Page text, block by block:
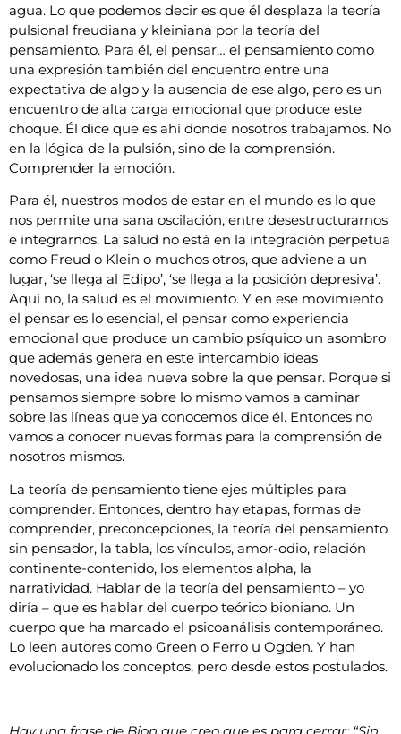
agua. Lo que podemos decir es que él desplaza la teoría
pulsional freudiana y kleiniana por la teoría del
pensamiento. Para él, el pensar… el pensamiento como
una expresión también del encuentro entre una
expectativa de algo y la ausencia de ese algo, pero es un
encuentro de alta carga emocional que produce este
choque. Él dice que es ahí donde nosotros trabajamos. No
en la lógica de la pulsión, sino de la comprensión.
Comprender la emoción.
Para él, nuestros modos de estar en el mundo es lo que
nos permite una sana oscilación, entre desestructurarnos
e integrarnos. La salud no está en la integración perpetua
como Freud o Klein o muchos otros, que adviene a un
lugar, ‘se llega al Edipo’, ‘se llega a la posición depresiva’.
Aquí no, la salud es el movimiento. Y en ese movimiento
el pensar es lo esencial, el pensar como experiencia
emocional que produce un cambio psíquico un asombro
que además genera en este intercambio ideas
novedosas, una idea nueva sobre la que pensar. Porque si
pensamos siempre sobre lo mismo vamos a caminar
sobre las líneas que ya conocemos dice él. Entonces no
vamos a conocer nuevas formas para la comprensión de
nosotros mismos.
La teoría de pensamiento tiene ejes múltiples para
comprender. Entonces, dentro hay etapas, formas de
comprender, preconcepciones, la teoría del pensamiento
sin pensador, la tabla, los vínculos, amor-odio, relación
continente-contenido, los elementos alpha, la
narratividad. Hablar de la teoría del pensamiento – yo
diría – que es hablar del cuerpo teórico bioniano. Un
cuerpo que ha marcado el psicoanálisis contemporáneo.
Lo leen autores como Green o Ferro u Ogden. Y han
evolucionado los conceptos, pero desde estos postulados.